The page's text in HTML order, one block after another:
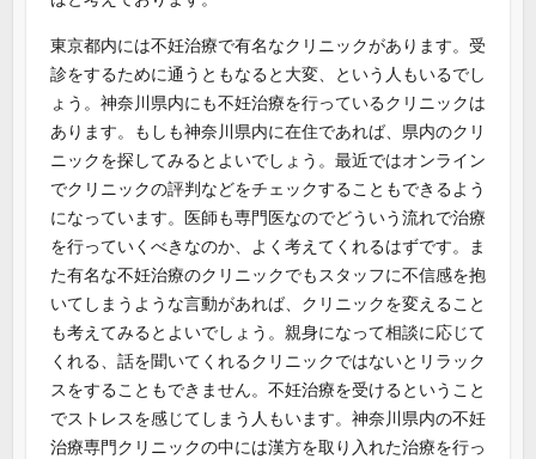
東京都内には不妊治療で有名なクリニックがあります。受
診をするために通うともなると大変、という人もいるでし
ょう。神奈川県内にも不妊治療を行っているクリニックは
あります。もしも神奈川県内に在住であれば、県内のクリ
ニックを探してみるとよいでしょう。最近ではオンライン
でクリニックの評判などをチェックすることもできるよう
になっています。医師も専門医なのでどういう流れで治療
を行っていくべきなのか、よく考えてくれるはずです。ま
た有名な不妊治療のクリニックでもスタッフに不信感を抱
いてしまうような言動があれば、クリニックを変えること
も考えてみるとよいでしょう。親身になって相談に応じて
くれる、話を聞いてくれるクリニックではないとリラック
スをすることもできません。不妊治療を受けるということ
でストレスを感じてしまう人もいます。神奈川県内の不妊
治療専門クリニックの中には漢方を取り入れた治療を行っ